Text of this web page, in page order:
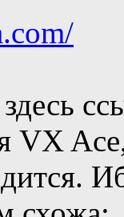
VX